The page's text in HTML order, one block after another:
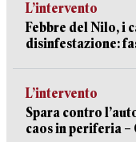
L’intervento
Febbre del Nilo, i
disinfestazione:
L’intervento
Spara contro
caos in periferia –